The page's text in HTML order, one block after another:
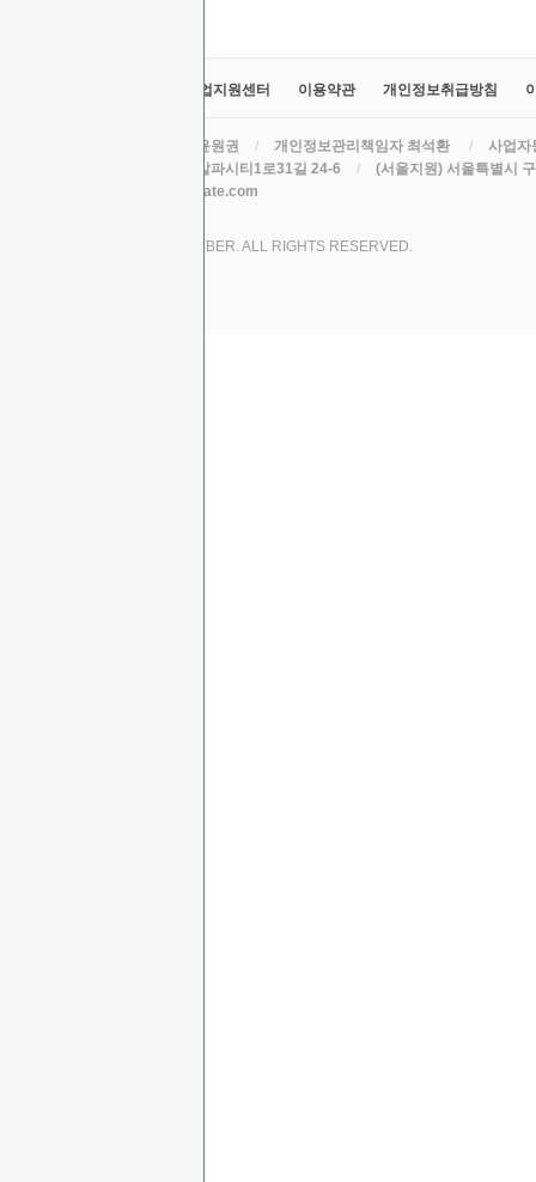
취업지원센터 이용약관 개인정보취급방침
대표 윤원권 / 개인정보관리책임자 최석환 /
사업자
주소 (본원) 대구광역시 수성구 알파시티1로31길 24-6
/
(서울지원) 서울특별시
EMAIL csh78mm@nate.com
COPYRIGHT (C) 2017 LINE CYBER. ALL RIGHTS RESERVED.